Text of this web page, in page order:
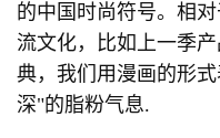
的中国时尚符号。相
流文化，比如上一季
典，我们用漫画的形
深"的脂粉气息.